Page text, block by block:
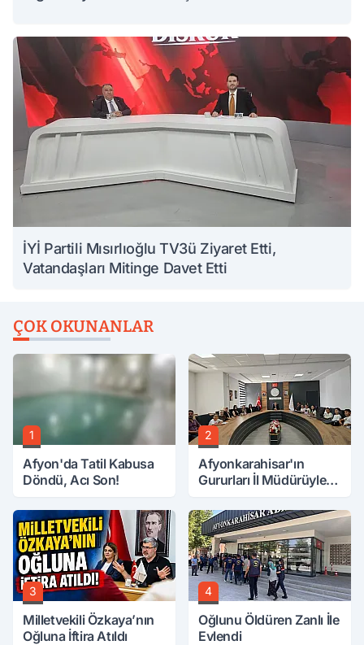
İYİ Partili Mısırlıoğlu TV3ü Ziyaret Etti,
Vatandaşları Mitinge Davet Etti
ÇOK OKUNANLAR
1
Afyon'da Tatil Kabusa
Döndü, Acı Son!
2
Afyonkarahisar'ın
Gururları İl Müdürüyle
3
Milletvekili Özkaya’nın
Oğluna İftira Atıldı
4
Oğlunu Öldüren Zanlı İle
Evlendi